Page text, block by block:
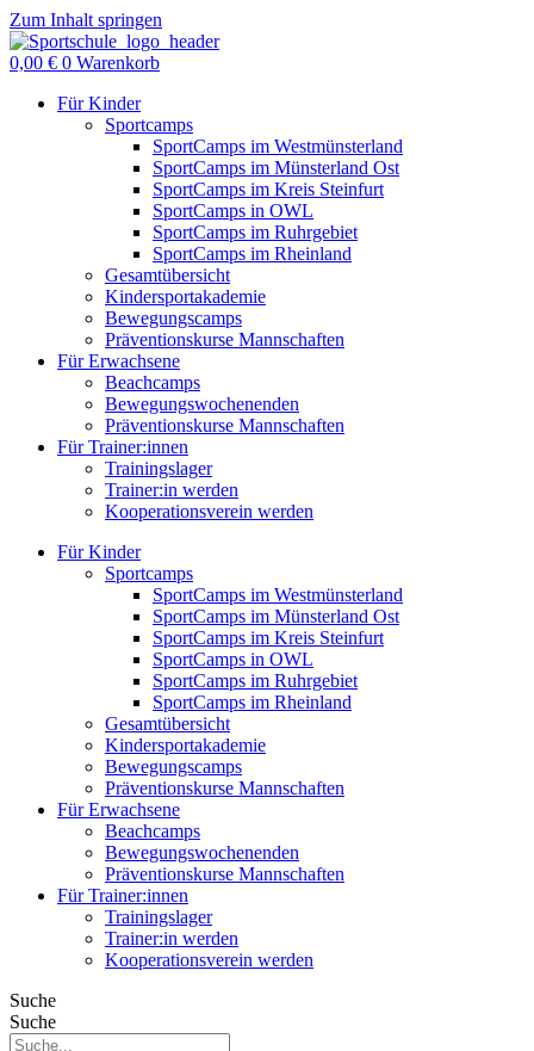
Zum Inhalt springen
0,00 € 0 Warenkorb
Für Kinder
Sportcamps
SportCamps im Westmünsterland
SportCamps im Münsterland Ost
SportCamps im Kreis Steinfurt
SportCamps in OWL
SportCamps im Ruhrgebiet
SportCamps im Rheinland
Gesamtübersicht
Kindersportakademie
Bewegungscamps
Präventionskurse Mannschaften
Für Erwachsene
Beachcamps
Bewegungswochenenden
Präventionskurse Mannschaften
Für Trainer:innen
Trainingslager
Trainer:in werden
Kooperationsverein werden
Für Kinder
Sportcamps
SportCamps im Westmünsterland
SportCamps im Münsterland Ost
SportCamps im Kreis Steinfurt
SportCamps in OWL
SportCamps im Ruhrgebiet
SportCamps im Rheinland
Gesamtübersicht
Kindersportakademie
Bewegungscamps
Präventionskurse Mannschaften
Für Erwachsene
Beachcamps
Bewegungswochenenden
Präventionskurse Mannschaften
Für Trainer:innen
Trainingslager
Trainer:in werden
Kooperationsverein werden
Suche
Suche